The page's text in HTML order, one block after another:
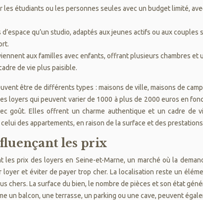
les étudiants ou les personnes seules avec un budget limité,
qu’un studio, adaptés aux jeunes actifs ou aux
aux familles avec enfants, offrant plusieurs chambres et
de vie plus paisible.
être de différents types : maisons de ville, maisons de
loyers qui peuvent varier de 1000 à plus de 2000 euros en
goût. Elles offrent un charme authentique et un cadre
des appartements, en raison de la surface et des
les prix
les prix des loyers en Seine-et-Marne, un marché où la
et éviter de payer trop cher. La localisation reste un
chers. La surface du bien, le nombre de pièces et son état
un balcon, une terrasse, un parking ou une cave, peuvent